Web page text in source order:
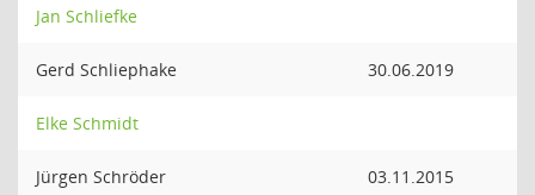
Jan Schliefke
Gerd Schliephake 30.06.2019
Elke Schmidt
Jürgen Schröder 03.11.2015